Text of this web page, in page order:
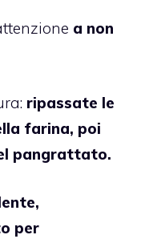
a non
ripassate le
farina, poi
pangrattato.
per